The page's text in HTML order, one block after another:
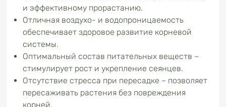
и эффективному прорастанию.
Отличная воздухо- и водопроницаемость
обеспечивает здоровое развитие корневой
системы.
Оптимальный состав питательных веществ –
стимулирует рост и укрепление сеянцев.
Отсутствие стресса при пересадке – позволяет
пересаживать растения без повреждения
корней.